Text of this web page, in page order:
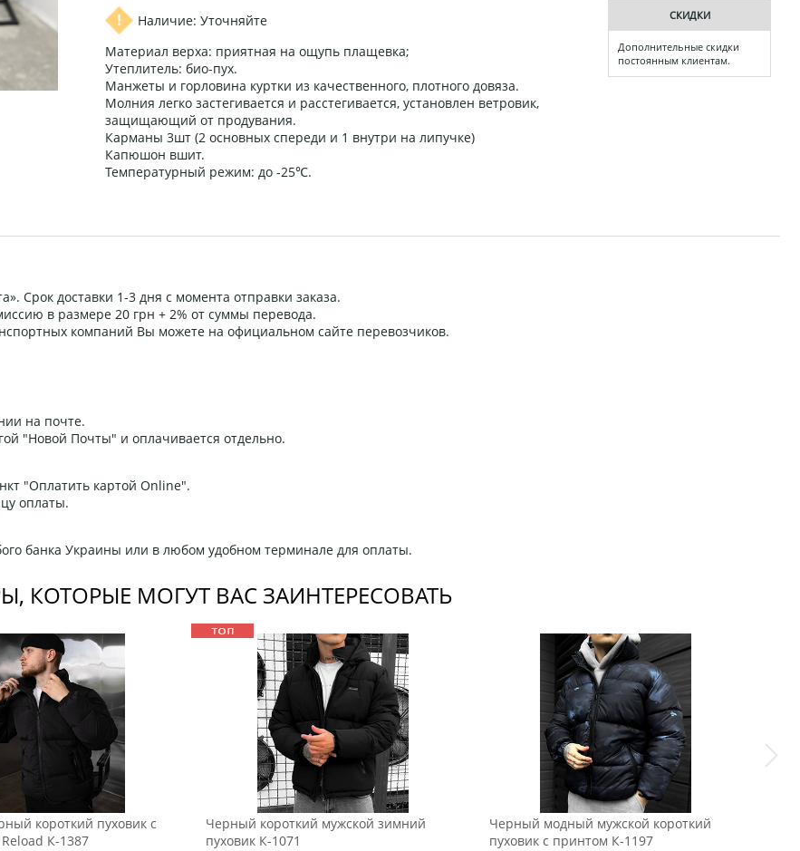
Наличие: Уточняйте
Материал верха: приятная на ощупь плащевка;
Утеплитель: био-пух.
Манжеты и горловина куртки из качественного, плотного довяза.
Молния легко застегивается и расстегивается, установлен ветровик,
защищающий от продувания.
Карманы 3шт (2 основных спереди и 1 внутри на липучке)
Капюшон вшит.
Температурный режим: до -25℃.
СКИДКИ
Дополнительные скидки
постоянным клиентам.
Срок доставки 1-3 дня с момента отправки заказа.
в размере 20 грн + 2% от суммы перевода.
компаний Вы можете на официальном сайте перевозчиков.
на почте.
"Новой Почты" и оплачивается отдельно.
"Оплатить картой Online".
оплаты.
банка Украины или в любом удобном терминале для оплаты.
КОТОРЫЕ МОГУТ ВАС ЗАИНТЕРЕСОВАТЬ
короткий пуховик с
К-1387
Черный короткий мужской зимний
пуховик К-1071
Черный модный мужской короткий
пуховик с принтом К-1197